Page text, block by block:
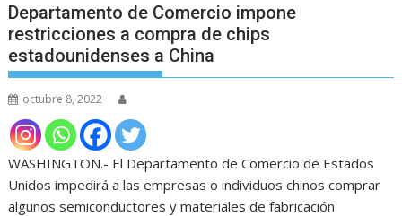
Departamento de Comercio impone
restricciones a compra de chips
estadounidenses a China
octubre 8, 2022
WASHINGTON.- El Departamento de Comercio de Estados
Unidos impedirá a las empresas o individuos chinos comprar
algunos semiconductores y materiales de fabricación